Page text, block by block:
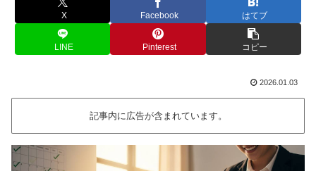
X Facebook はてブ
LINE Pinterest コピー
2026.01.03
記事内に広告が含まれています。